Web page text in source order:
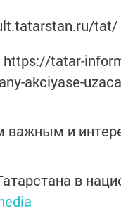
tat/
https://tatar-
akciyase-
важным и
в